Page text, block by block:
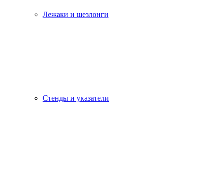
Лежаки и шезлонги
Стенды и указатели